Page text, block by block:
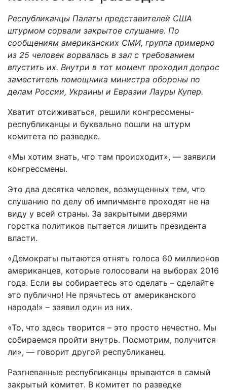
Республиканцы Палаты представителей США
штурмом сорвали закрытое слушание. По
сообщениям американских СМИ, группа примерно
из 25 человек ворвалась в зал с требованием
впустить их. Внутри в тот момент проходил допрос
заместитель помощника министра обороны по
делам России, Украины и Евразии Лауры Купер.
Хватит отсиживаться, решили конгрессмены-
республиканцы и буквально пошли на штурм
комитета по разведке.
«Мы хотим знать, что там происходит», — заявили
конгрессмены.
Это два десятка человек, возмущенных тем, что
слушанию по делу об импичменте проходят не на
виду у всей страны. За закрытыми дверями
горстка политиков пытается лишить президента
власти.
«Демократы пытаются отнять голоса 60 миллионов
американцев, которые голосовали на выборах 2016
года. Если вы собираетесь это сделать – сделайте
это публично! Не прячьтесь от американского
народа!» – заявил один из них.
«То, что здесь творится – это просто нечестно. Мы
собираемся пройти внутрь. Посмотрим, получится
ли», — говорит другой республиканец.
Разгневанные республиканцы врываются в самый
закрытый комитет. В комитет по разведке